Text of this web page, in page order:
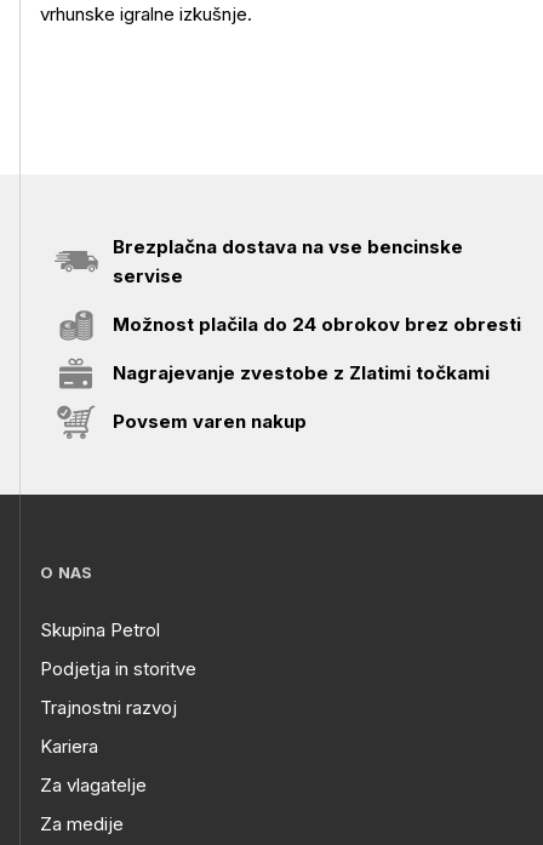
vrhunske igralne izkušnje.
Brezplačna dostava na vse bencinske
servise
Možnost plačila do 24 obrokov brez obresti
Nagrajevanje zvestobe z Zlatimi točkami
Povsem varen nakup
O NAS
Skupina Petrol
Podjetja in storitve
Trajnostni razvoj
Kariera
Za vlagatelje
Za medije